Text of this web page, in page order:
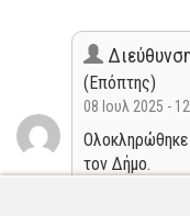
(Επόπτης)
08 Ιουλ 2025 -
τον Δήμο.